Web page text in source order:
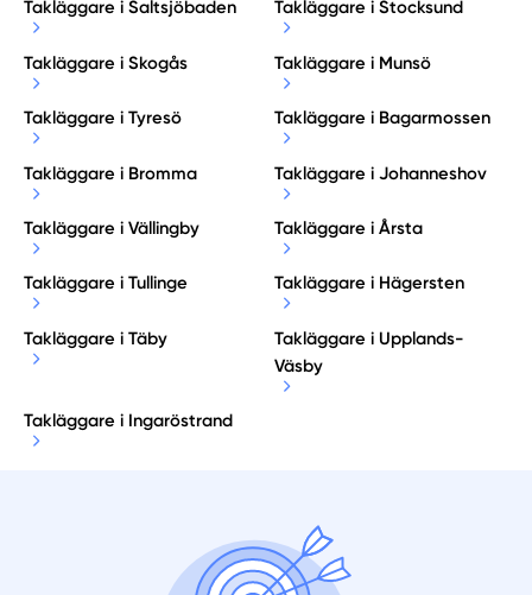
Takläggare i Saltsjöbaden Takläggare i Stocksund
Takläggare i Skogås Takläggare i Munsö
Takläggare i Tyresö Takläggare i Bagarmossen
Takläggare i Bromma Takläggare i Johanneshov
Takläggare i Vällingby Takläggare i Årsta
Takläggare i Tullinge Takläggare i Hägersten
Takläggare i Täby
Takläggare i Upplands-
Väsby
Takläggare i Ingaröstrand